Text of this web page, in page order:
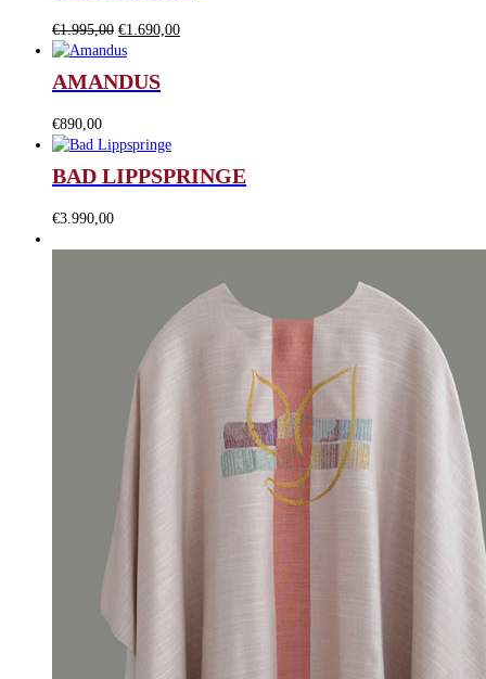
€1.995,00 Le
prix
était :
€1.690,00Le
AMANDUS
€890,00
BAD LIPPSPRINGE
€3.990,00